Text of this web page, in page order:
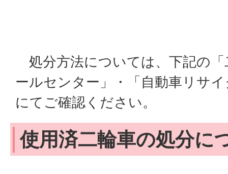
処分方法については、下記の
ールセンター」・「自動車リサ
にてご確認ください。
使用済二輪車の処分